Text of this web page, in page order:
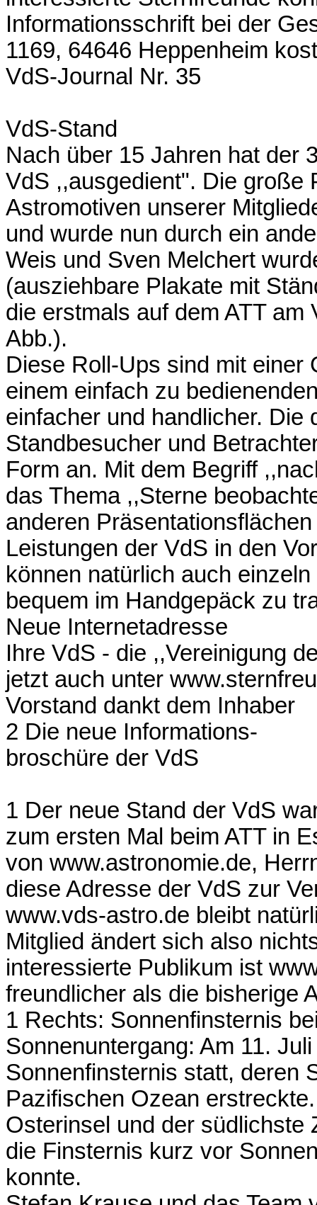
Informationsschrift bei der
1169, 64646 Heppenheim
VdS-Journal Nr. 35
VdS-Stand
Nach über 15 Jahren hat der
VdS ,,ausgedient". Die große
Astromotiven unserer
und wurde nun durch ein
Weis und Sven Melchert
(ausziehbare Plakate mit
die erstmals auf dem ATT
Abb.).
Diese Roll-Ups sind mit einer
einem einfach zu
einfacher und handlicher. Die
Standbesucher und
Form an. Mit dem Begriff
das Thema ,,Sterne
anderen
Leistungen der VdS in den
können natürlich auch
bequem im Handgepäck zu
Neue Internetadresse
Ihre VdS - die ,,Vereinigung
jetzt auch unter
Vorstand dankt dem Inhaber
2 Die neue Informations-
broschüre der VdS
1 Der neue Stand der VdS
zum ersten Mal beim ATT in
von www.astronomie.de,
diese Adresse der VdS zur
www.vds-astro.de bleibt
Mitglied ändert sich also
interessierte Publikum ist
freundlicher als die bisherige
1 Rechts: Sonnenfinsternis
Sonnenuntergang: Am 11.
Sonnenfinsternis statt, deren
Pazifischen Ozean
Osterinsel und der südlichste
die Finsternis kurz vor
konnte.